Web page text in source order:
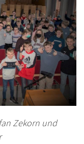
Zekorn und